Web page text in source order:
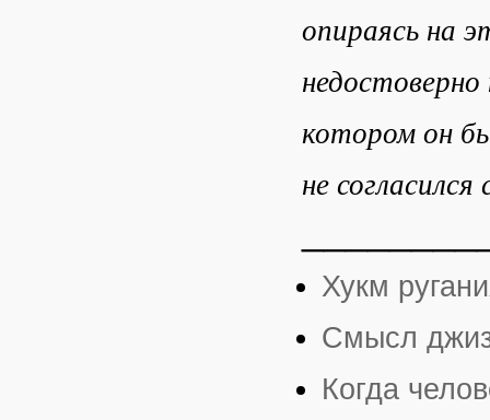
опираясь на
котором он
не
Хукм
Cмысл
Когда